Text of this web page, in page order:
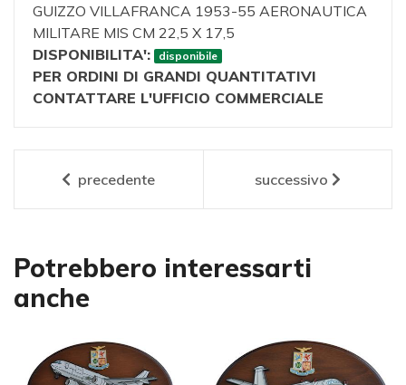
GUIZZO VILLAFRANCA 1953-55 AERONAUTICA
MILITARE MIS CM 22,5 X 17,5
DISPONIBILITA':
disponibile
PER ORDINI DI GRANDI QUANTITATIVI
CONTATTARE L'UFFICIO COMMERCIALE
precedente successivo
Potrebbero interessarti
anche